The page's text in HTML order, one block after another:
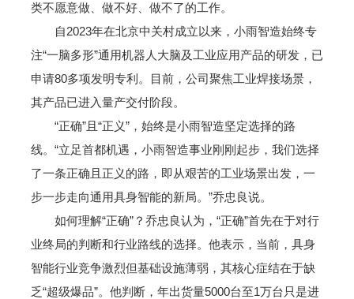
类不愿意做、做不好、做不了的工作。
自2023年在北京中关村成立以来，小雨智造始终专
注“一脑多形”通用机器人大脑及工业应用产品的研发，已
申请80多项发明专利。目前，公司聚焦工业焊接场景，
其产品已进入量产交付阶段。
“正确”且“正义”，始终是小雨智造坚定选择的路
线。“立足首都机遇，小雨智造事业刚刚起步，我们选择
了一条正确且正义的路，即从艰苦的工业场景出发，一
步一步走向通用具身智能的新局。”乔忠良说。
如何理解“正确”？乔忠良认为，“正确”首先在于对行
业终局的判断和行业路线的选择。他表示，当前，具身
智能行业竞争激烈但基础设施薄弱，其核心症结在于缺
乏“超级爆品”。他判断，年出货量5000台至1万台只是进